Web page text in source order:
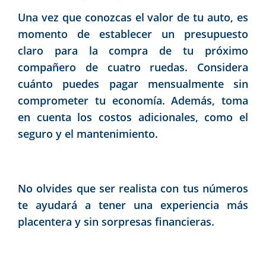
Una vez que conozcas el valor de tu auto, es
momento de establecer un presupuesto
claro para la compra de tu próximo
compañero de cuatro ruedas. Considera
cuánto puedes pagar mensualmente sin
comprometer tu economía. Además, toma
en cuenta los costos adicionales, como el
seguro y el mantenimiento.
No olvides que ser realista con tus números
te ayudará a tener una experiencia más
placentera y sin sorpresas financieras.